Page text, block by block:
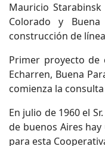
Mauricio
Colorado y
construcción de
Primer proyecto de
Echarren, Buena
comienza la
En julio de 1960 el
de buenos Aires
para esta